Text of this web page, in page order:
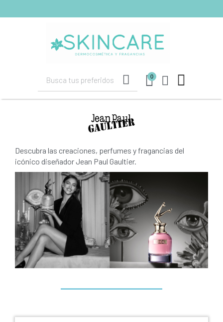
0
Descubra las creaciones, perfumes y fragancias del
icónico diseñador Jean Paul Gaultier.